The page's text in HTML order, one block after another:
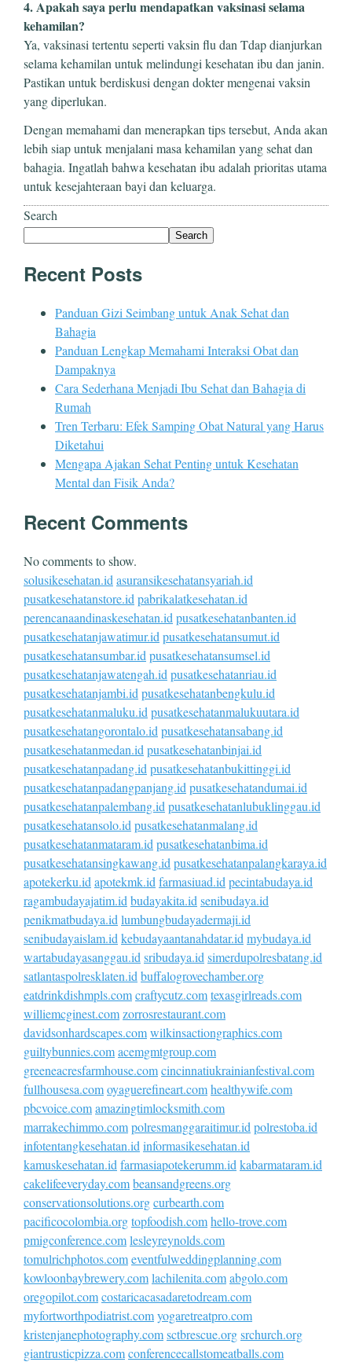
4. Apakah saya perlu mendapatkan vaksinasi selama
kehamilan?
Ya, vaksinasi tertentu seperti vaksin flu dan Tdap dianjurkan
selama kehamilan untuk melindungi kesehatan ibu dan janin.
Pastikan untuk berdiskusi dengan dokter mengenai vaksin
yang diperlukan.
Dengan memahami dan menerapkan tips tersebut, Anda akan
lebih siap untuk menjalani masa kehamilan yang sehat dan
bahagia. Ingatlah bahwa kesehatan ibu adalah prioritas utama
untuk kesejahteraan bayi dan keluarga.
Search
Search
Recent Posts
Panduan Gizi Seimbang untuk Anak Sehat dan
Bahagia
Panduan Lengkap Memahami Interaksi Obat dan
Dampaknya
Cara Sederhana Menjadi Ibu Sehat dan Bahagia di
Rumah
Tren Terbaru: Efek Samping Obat Natural yang Harus
Diketahui
Mengapa Ajakan Sehat Penting untuk Kesehatan
Mental dan Fisik Anda?
Recent Comments
No comments to show.
solusikesehatan.id asuransikesehatansyariah.id
pusatkesehatanstore.id pabrikalatkesehatan.id
perencanaandinaskesehatan.id pusatkesehatanbanten.id
pusatkesehatanjawatimur.id pusatkesehatansumut.id
pusatkesehatansumbar.id pusatkesehatansumsel.id
pusatkesehatanjawatengah.id pusatkesehatanriau.id
pusatkesehatanjambi.id pusatkesehatanbengkulu.id
pusatkesehatanmaluku.id pusatkesehatanmalukuutara.id
pusatkesehatangorontalo.id pusatkesehatansabang.id
pusatkesehatanmedan.id pusatkesehatanbinjai.id
pusatkesehatanpadang.id pusatkesehatanbukittinggi.id
pusatkesehatanpadangpanjang.id pusatkesehatandumai.id
pusatkesehatanpalembang.id pusatkesehatanlubuklinggau.id
pusatkesehatansolo.id pusatkesehatanmalang.id
pusatkesehatanmataram.id pusatkesehatanbima.id
pusatkesehatansingkawang.id pusatkesehatanpalangkaraya.id
apotekerku.id apotekmk.id farmasiuad.id pecintabudaya.id
ragambudayajatim.id budayakita.id senibudaya.id
penikmatbudaya.id lumbungbudayadermaji.id
senibudayaislam.id kebudayaantanahdatar.id mybudaya.id
wartabudayasanggau.id sribudaya.id simerdupolresbatang.id
satlantaspolresklaten.id buffalogrovechamber.org
eatdrinkdishmpls.comcraftycutz.comtexasgirlreads.com
williemcginest.comzorrosrestaurant.com
davidsonhardscapes.comwilkinsactiongraphics.com
guiltybunnies.comacemgmtgroup.com
greeneacresfarmhouse.comcincinnatiukrainianfestival.com
fullhousesa.comoyaguerefineart.comhealthywife.com
pbcvoice.comamazingtimlocksmith.com
marrakechimmo.compolresmanggaraitimur.id polrestoba.id
infotentangkesehatan.id informasikesehatan.id
kamuskesehatan.id farmasiapotekerumm.id kabarmataram.id
cakelifeeveryday.combeansandgreens.org
conservationsolutions.orgcurbearth.com
pacificocolombia.orgtopfoodish.comhello-trove.com
pmigconference.comlesleyreynolds.com
tomulrichphotos.comeventfulweddingplanning.com
kowloonbaybrewery.comlachilenita.comabgolo.com
oregopilot.comcostaricacasadaretodream.com
myfortworthpodiatrist.comyogaretreatpro.com
kristenjanephotography.comsctbrescue.orgsrchurch.org
giantrusticpizza.comconferencecallstomeatballs.com